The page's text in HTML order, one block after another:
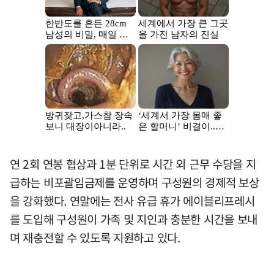
연 2회 연봉 협상과 1분 단위로 시간 외 근무 수당을 지
급하는 비포괄임금제를 운영하며 구성원의 경제적 보상
을 강화했다. 연말에는 전사 유급 휴가 에이블리프레시
를 도입해 구성원이 가족 및 지인과 충분한 시간을 보내
며 재충전할 수 있도록 지원하고 있다.